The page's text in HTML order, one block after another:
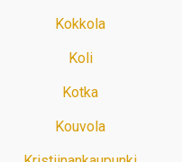
Kokkola
Koli
Kotka
Kouvola